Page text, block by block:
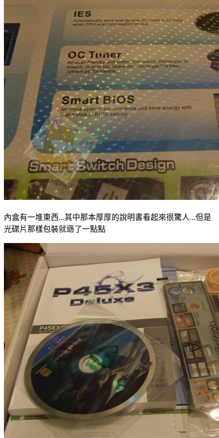
內盒有一堆東西...其中那本厚厚的說明書看起來很驚人...但是
光碟片那樣包裝就遜了一點點